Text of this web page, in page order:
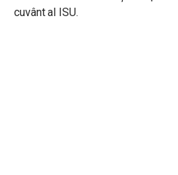
cuvânt al ISU.